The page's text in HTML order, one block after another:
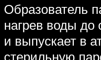
Образователь
нагрев воды до
и выпускает в
стерильную